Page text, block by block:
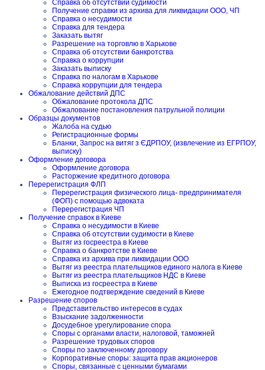
Справка об отсутствии судимости
Получение справки из архива для ликвидации ООО, ЧП
Справка о несудимости
Справка для тендера
Заказать вытяг
Разрешение на торговлю в Харькове
Справка об отсутствии банкротства
Справка о коррупции
Заказать выписку
Справка по налогам в Харькове
Справка коррупции для тендера
Обжалование действий ДПС
Обжалование протокола ДПС
Обжалование постановления патрульной полиции
Образцы документов
Жалоба на судью
Регистрационные формы
Бланки, Запрос на витяг з ЄДРПОУ, (извлечение из ЕГРПОУ,
выписку)
Оформление договора
Оформление договора
Расторжение кредитного договора
Перерегистрация ФЛП
Перерегистрация физического лица- предпринимателя
(ФОП) с помощью адвоката
Перерегистрация ЧП
Получение справок в Киеве
Справка о несудимости в Киеве
Справка об отсутствии судимости в Киеве
Вытяг из госреестра в Киеве
Справка о банкротстве в Киеве
Справка из архива при ликвидации ООО
Вытяг из реестра плательщиков единого налога в Киеве
Вытяг из реестра плательщиков НДС в Киеве
Выписка из госреестра в Киеве
Ежегодное подтверждение сведений в Киеве
Разрешение споров
Представительство интересов в судах
Взыскание задолженности
Досудебное урегулирование спора
Споры с органами власти, налоговой, таможней
Разрешение трудовых споров
Споры по заключенному договору
Корпоративные споры: защита прав акционеров
Споры, связанные с ценными бумагами